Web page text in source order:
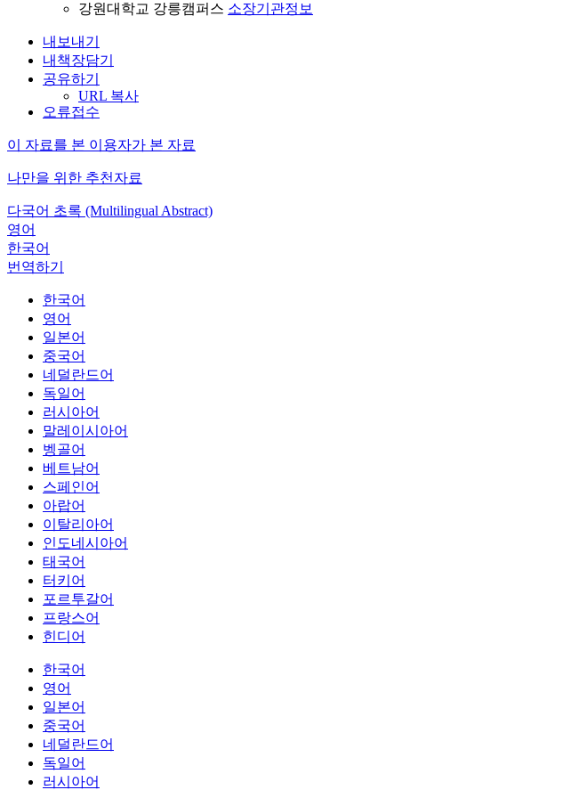
강원대학교 강릉캠퍼스 소장기관정보
내보내기
내책장담기
공유하기
URL 복사
오류접수
이 자료를 본 이용자가 본 자료
나만을 위한 추천자료
다국어 초록 (Multilingual Abstract)
영어
한국어
번역하기
한국어
영어
일본어
중국어
네덜란드어
독일어
러시아어
말레이시아어
벵골어
베트남어
스페인어
아랍어
이탈리아어
인도네시아어
태국어
터키어
포르투갈어
프랑스어
힌디어
한국어
영어
일본어
중국어
네덜란드어
독일어
러시아어